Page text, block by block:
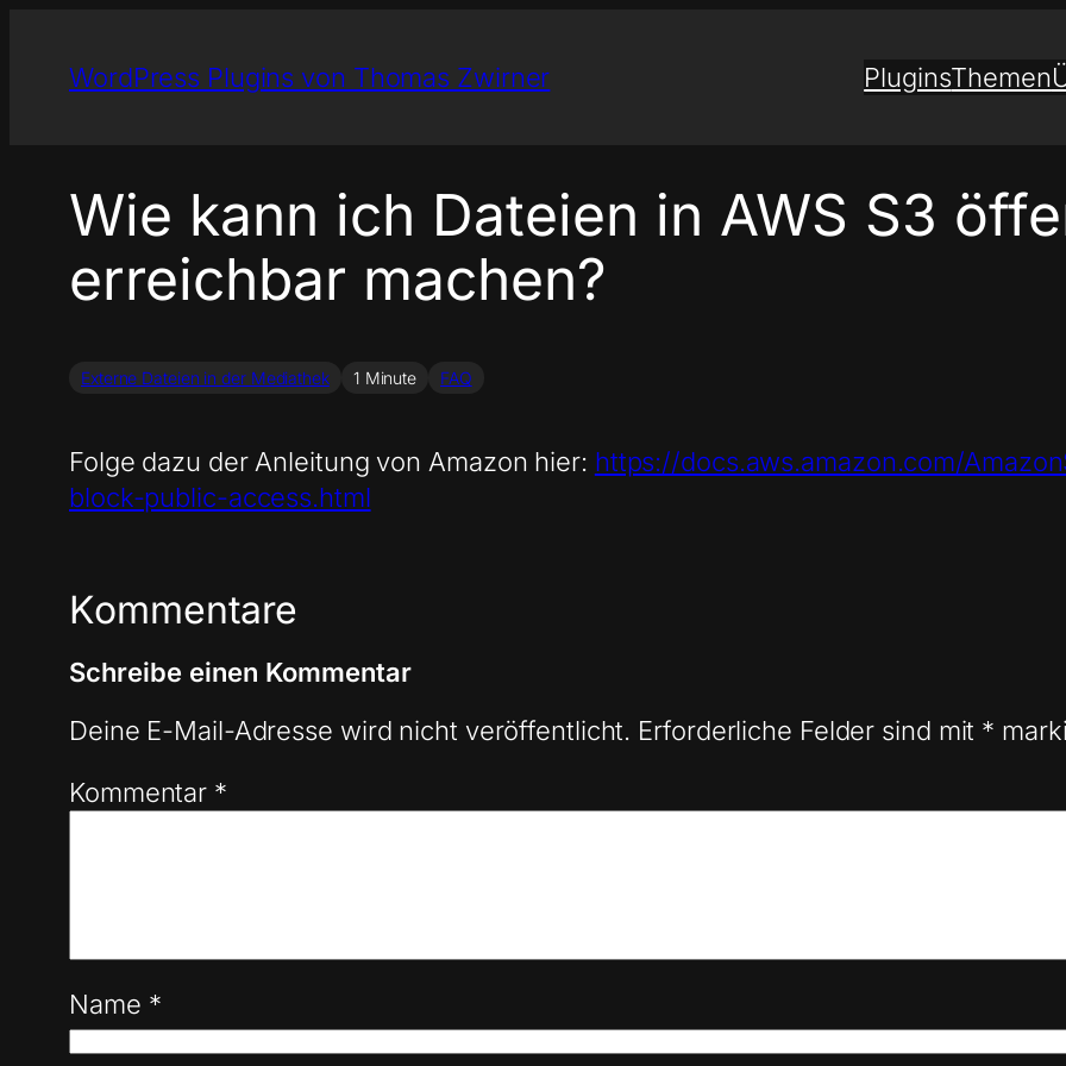
Inhalt
springen
WordPress Plugins von Thomas Zwirner PluginsThemen
Wie kann ich Dateien in AWS S3
erreichbar machen?
Externe Dateien in der Mediathek 1 Minute FAQ
Folge dazu der Anleitung von Amazon hier: https://docs.aws.amazon.com/
block-public-access.html
Kommentare
Schreibe einen Kommentar
Deine E-Mail-Adresse wird nicht veröffentlicht. Erforderliche Felder sind mit *
Kommentar *
Name *